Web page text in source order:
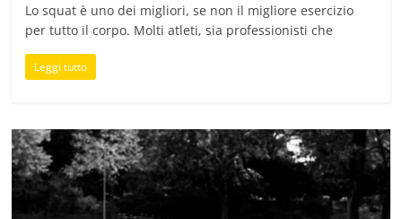
Lo squat è uno dei migliori, se non il migliore esercizio
per tutto il corpo. Molti atleti, sia professionisti che
Leggi tutto